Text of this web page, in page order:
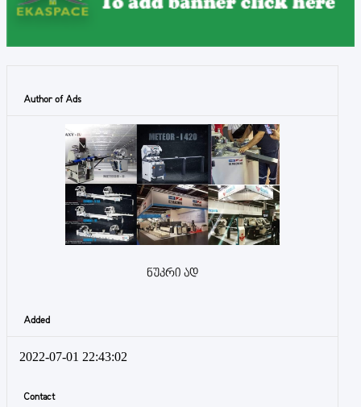
Author of Ads
ნუკრი ად
Added
2022-07-01 22:43:02
Contact